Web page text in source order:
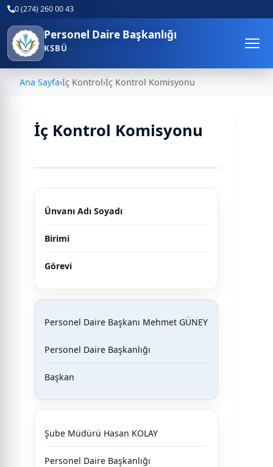
0 (274) 260 00 43
Personel Daire Başkanlığı
KSBÜ
Ana Sayfa›İç Kontrol›İç Kontrol Komisyonu
İç Kontrol Komisyonu
Ünvanı Adı Soyadı
Birimi
Görevi
Personel Daire Başkanı Mehmet GÜNEY
Personel Daire Başkanlığı
Başkan
Şube Müdürü Hasan KOLAY
Personel Daire Başkanlığı